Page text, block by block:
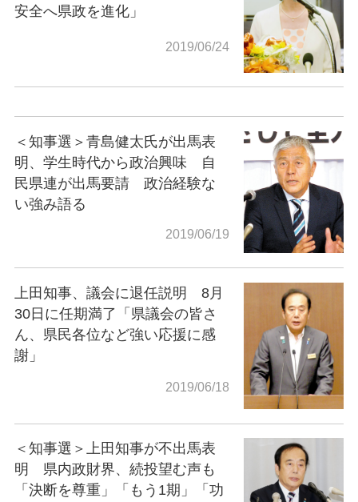
安全へ県政を進化」
2019/06/24
＜知事選＞青島健太氏が出馬表
明、学生時代から政治興味 自
民県連が出馬要請 政治経験な
い強み語る
2019/06/19
上田知事、議会に退任説明 8月
30日に任期満了「県議会の皆さ
ん、県民各位など強い応援に感
謝」
2019/06/18
＜知事選＞上田知事が不出馬表
明 県内政財界、続投望む声も
「決断を尊重」「もう1期」「功